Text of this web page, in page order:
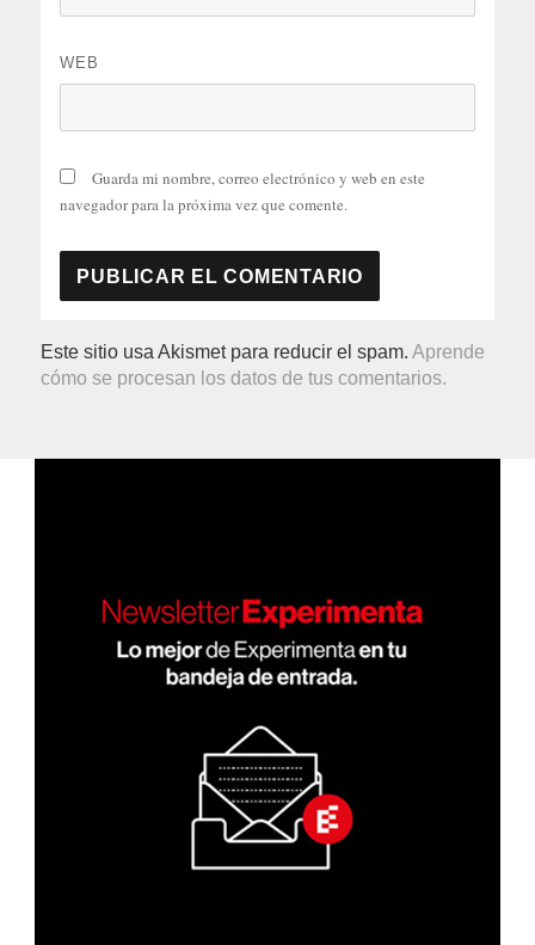
WEB
Guarda mi nombre, correo electrónico y web en este
navegador para la próxima vez que comente.
Este sitio usa Akismet para reducir el spam.Aprende
cómo se procesan los datos de tus comentarios.